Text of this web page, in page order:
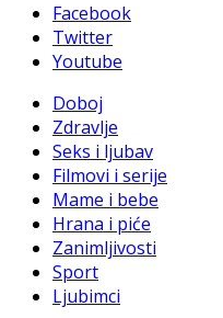
Facebook
Twitter
Youtube
Doboj
Zdravlje
Seks i ljubav
Filmovi i serije
Mame i bebe
Hrana i piće
Zanimljivosti
Sport
Ljubimci